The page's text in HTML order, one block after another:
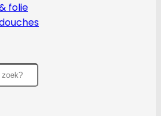
folie